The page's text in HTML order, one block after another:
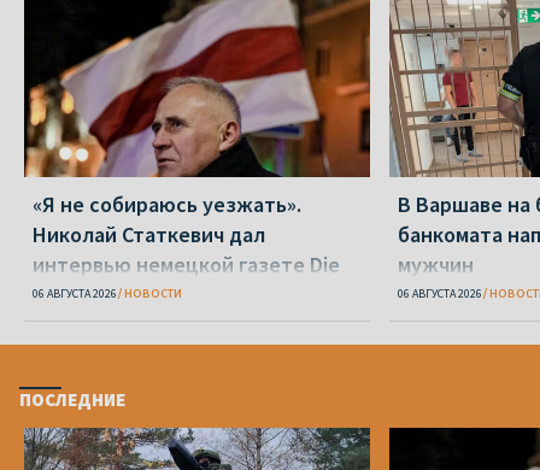
«Я не собираюсь уезжать».
Николай Статкевич дал
интервью немецкой газете Die
Zeit
06 АВГУСТА 2026 НОВОСТИ
В Варшаве на
банкомата
мужчин
06 АВГУСТА 2026
ПОСЛЕДНИЕ